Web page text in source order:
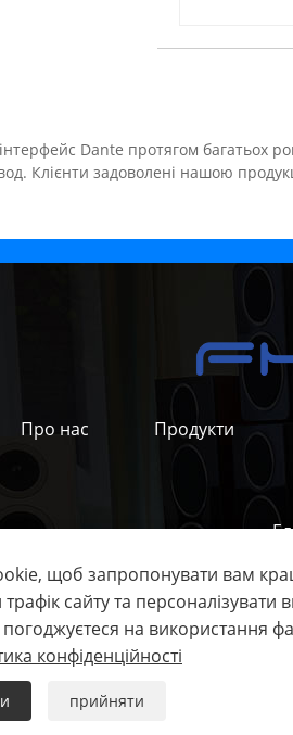
Dante протягом багатьох
Клієнти задоволені нашою
Про нас Продукти
Громада Луочжу,
FHB Audio Technology
щоб запропонувати вам
сайту та персоналізувати
на використання
конфіденційності
прийняти